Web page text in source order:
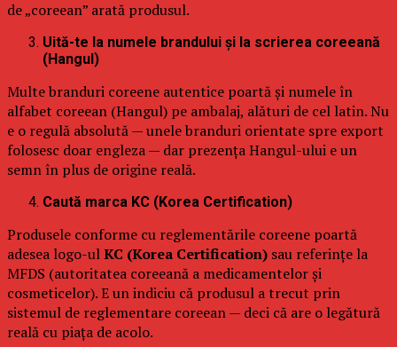
de „coreean” arată produsul.
Uită-te la numele brandului și la scrierea coreeană
(Hangul)
Multe branduri coreene autentice poartă și numele în
alfabet coreean (Hangul) pe ambalaj, alături de cel latin. Nu
e o regulă absolută — unele branduri orientate spre export
folosesc doar engleza — dar prezența Hangul-ului e un
semn în plus de origine reală.
Caută marca KC (Korea Certification)
Produsele conforme cu reglementările coreene poartă
adesea logo-ulKC (Korea Certification) sau referințe la
MFDS (autoritatea coreeană a medicamentelor și
cosmeticelor). E un indiciu că produsul a trecut prin
sistemul de reglementare coreean — deci că are o legătură
reală cu piața de acolo.